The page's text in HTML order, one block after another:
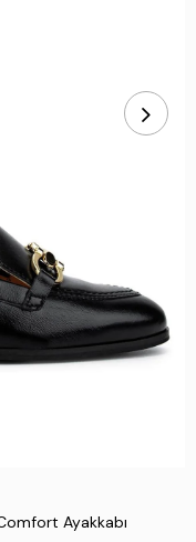
Ayakkabı